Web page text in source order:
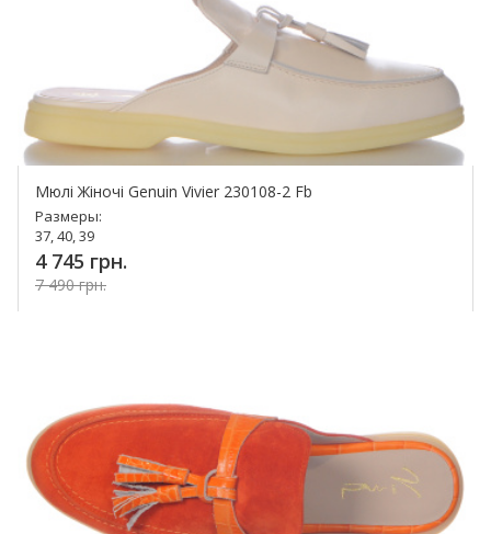
Мюлі Жіночі Genuin Vivier 230108-2 Fb
Размеры:
37, 40, 39
4 745 грн.
7 490 грн.